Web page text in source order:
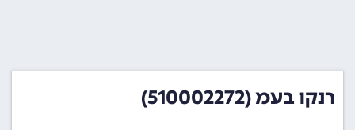
רנקו בעמ (510002272)